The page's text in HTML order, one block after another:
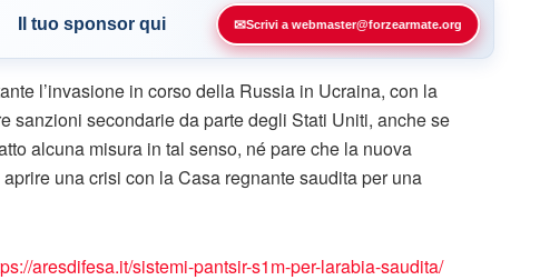
Il tuo sponsor qui ✉Scrivi a webmaster@forzearmate.org
l’invasione in corso della Russia in Ucraina, con la
sanzioni secondarie da parte degli Stati Uniti, anche se
alcuna misura in tal senso, né pare che la nuova
una crisi con la Casa regnante saudita per una
aresdifesa.it/sistemi-pantsir-s1m-per-larabia-saudita/